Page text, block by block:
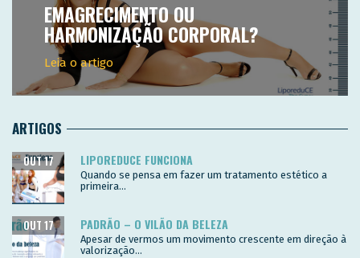
EMAGRECIMENTO OU
HARMONIZAÇÃO CORPORAL?
Leia o artigo
ARTIGOS
LIPOREDUCE FUNCIONA
OUT 17
Quando se pensa em fazer um tratamento estético a
primeira...
PADRÃO – O VILÃO DA BELEZA
OUT 17
Apesar de vermos um movimento crescente em direção à
valorização...